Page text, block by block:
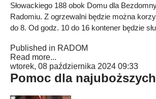
Słowackiego 188 obok Domu dla
Radomiu. Z ogrzewalni będzie można
do 8. Od godz. 10 do 16 kontener będzie
Published in RADOM
Read more...
wtorek, 08 października 2024 09:33
Pomoc dla